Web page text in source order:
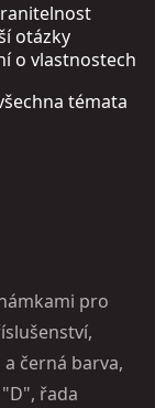
otázky
o vlastnostech
témata
pro
černá barva,
řada